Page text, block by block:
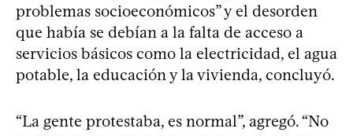
problemas socioeconómicos” y el desorden
que había se debían a la falta de acceso a
servicios básicos como la electricidad, el agua
potable, la educación y la vivienda, concluyó.
“La gente protestaba, es normal”, agregó. “No